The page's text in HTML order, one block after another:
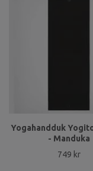
Yogahandduk
- Manduka
749 kr